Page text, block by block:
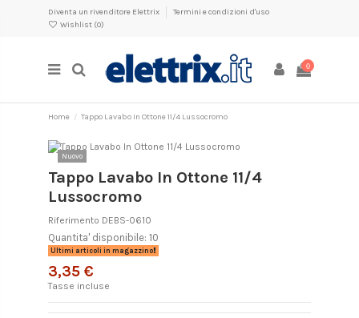
Diventa un rivenditore Elettrix
Termini e condizioni d'uso
Wishlist (0)
0
Home Tappo Lavabo In Ottone 11/4 Lussocromo
Nuovo
Tappo Lavabo In Ottone 11/4
Lussocromo
Riferimento DEBS-0610
Quantita' disponibile: 10
Ultimi articoli in magazzino
3,35 €
Tasse incluse